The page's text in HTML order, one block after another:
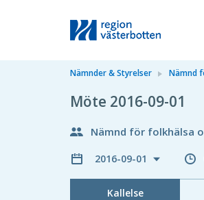
Nämnder & Styrelser Nämnd
Möte 2016-09-01
Nämnd för folkhälsa
2016-09-01
Kallelse